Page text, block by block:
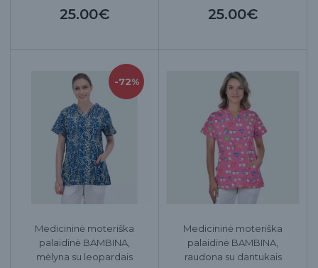
25.00€ 25.00€
-72%
Medicininė moteriška
palaidinė BAMBINA,
mėlyna su leopardais
Medicininė moteriška
palaidinė BAMBINA,
raudona su dantukais